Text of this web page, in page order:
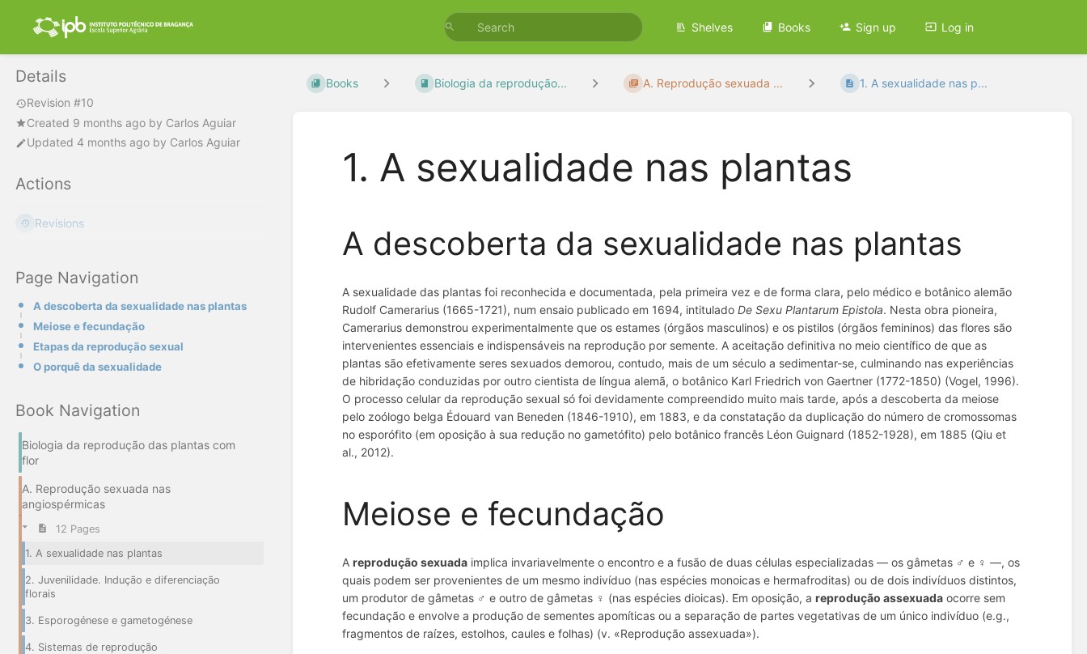
Shelves Books Sign up Log in
Details
Revision #10
Created 9 months ago by Carlos Aguiar
Updated 4 months ago by Carlos Aguiar
Actions
Revisions
Page Navigation
A descoberta da sexualidade nas plantas
Meiose e fecundação
Etapas da reprodução sexual
O porquê da sexualidade
Book Navigation
Biologia da reprodução das plantas com
flor
A. Reprodução sexuada nas
angiospérmicas
12 Pages
1. A sexualidade nas plantas
2. Juvenilidade. Indução e diferenciação
florais
3. Esporogénese e gametogénese
4. Sistemas de reprodução
Books Biologia da reprodução... A. Reprodução sexuada ... 1. A sexualidade nas p...
1. A sexualidade nas plantas
A descoberta da sexualidade nas plantas
A sexualidade das plantas foi reconhecida e documentada, pela primeira vez e de forma clara, pelo médico e botânico alemão
Rudolf Camerarius (1665-1721), num ensaio publicado em 1694, intituladoDe Sexu Plantarum Epistola. Nesta obra pioneira,
Camerarius demonstrou experimentalmente que os estames (órgãos masculinos) e os pistilos (órgãos femininos) das flores são
intervenientes essenciais e indispensáveis na reprodução por semente. A aceitação definitiva no meio científico de que as
plantas são efetivamente seres sexuados demorou, contudo, mais de um século a sedimentar-se, culminando nas experiências
de hibridação conduzidas por outro cientista de língua alemã, o botânico Karl Friedrich von Gaertner (1772-1850) (Vogel, 1996).
O processo celular da reprodução sexual só foi devidamente compreendido muito mais tarde, após a descoberta da meiose
pelo zoólogo belga Édouard van Beneden (1846-1910), em 1883, e da constatação da duplicação do número de cromossomas
no esporófito (em oposição à sua redução no gametófito) pelo botânico francês Léon Guignard (1852-1928), em 1885 (Qiu et
al., 2012).
Meiose e fecundação
Areprodução sexuada implica invariavelmente o encontro e a fusão de duas células especializadas — os gâmetas ♂ e ♀ —, os
quais podem ser provenientes de um mesmo indivíduo (nas espécies monoicas e hermafroditas) ou de dois indivíduos distintos,
um produtor de gâmetas ♂ e outro de gâmetas ♀ (nas espécies dioicas). Em oposição, areprodução assexuada ocorre sem
fecundação e envolve a produção de sementes apomíticas ou a separação de partes vegetativas de um único indivíduo (e.g.,
fragmentos de raízes, estolhos, caules e folhas) (v. «Reprodução assexuada»).